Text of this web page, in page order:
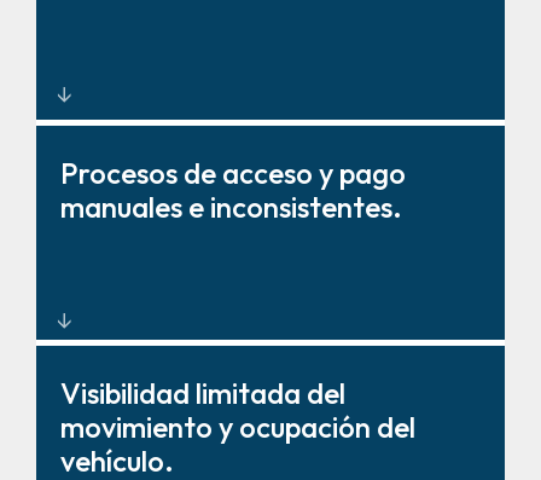
Autenticación automatizada de
vehículos y flujo de tráfico
Procesos de acceso y pago
manuales e inconsistentes.
Sistemas unificados y
automatizados que reducen la
intervención manual y las
Visibilidad limitada del
movimiento y ocupación del
vehículo.